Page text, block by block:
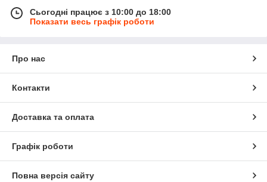
Сьогодні працює з 10:00 до 18:00
Показати весь графік роботи
Про нас
Контакти
Доставка та оплата
Графік роботи
Повна версія сайту